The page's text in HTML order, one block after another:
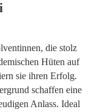
die stolz
Hüten auf
sie ihren Erfolg.
schaffen eine
Anlass. Ideal